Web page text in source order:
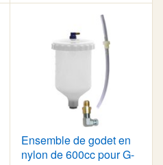
Ensemble de godet en
nylon de 600cc pour G-